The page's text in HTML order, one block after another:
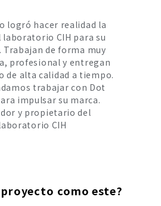
logró hacer realidad la
laboratorio CIH para su
Trabajan de forma muy
profesional y entregan
de alta calidad a tiempo.
trabajar con Dot
impulsar su marca.
y propietario del
CIH
proyecto como este?